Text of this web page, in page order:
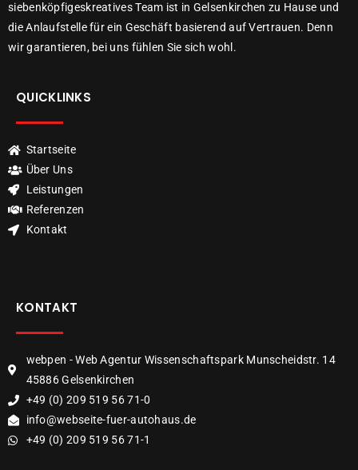
siebenköpfigeskreatives Team ist in Gelsenkirchen zu Hause und
die Anlaufstelle für ein Geschäft basierend auf Vertrauen. Denn
wir garantieren, bei uns fühlen Sie sich wohl.
QUICKLINKS
Startseite
Über Uns
Leistungen
Referenzen
Kontakt
KONTAKT
webpen - Web Agentur Wissenschaftspark Munscheidstr. 14
45886 Gelsenkirchen
+49 (0) 209 519 56 71-0
info@webseite-fuer-autohaus.de
+49 (0) 209 519 56 71-1